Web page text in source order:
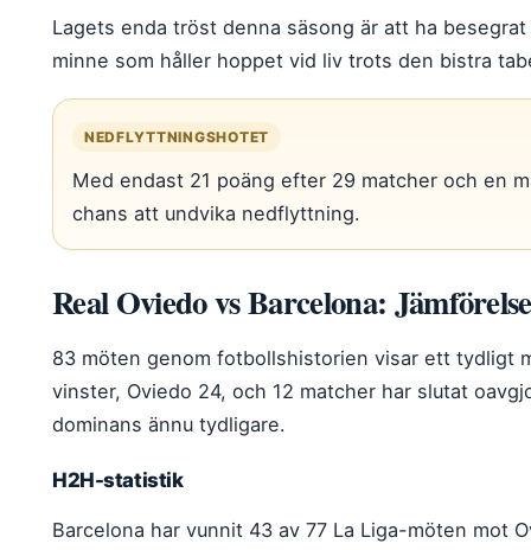
Lagets enda tröst denna säsong är att ha
minne som håller hoppet vid liv trots den bistra
NEDFLYTTNINGSHOTET
Med endast 21 poäng efter 29 matcher och en
chans att undvika nedflyttning.
Real Oviedo vs Barcelona:
83 möten genom fotbollshistorien visar ett tydligt
vinster, Oviedo 24, och 12 matcher har slutat
dominans ännu tydligare.
H2H-statistik
Barcelona har vunnit 43 av 77 La Liga-möten mot